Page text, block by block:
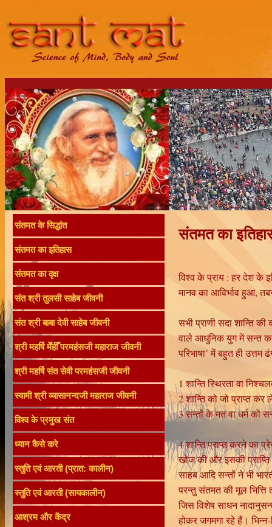
संतमत के सिद्धांत
संतमत का इतिहास
संतमत का वृक्ष
संत श्री तुलसी साहेब जीवनी
संत श्री बाबा देवी साहेब जीवनी
श्री महर्षि मेँहीँ परमहंसजी महाराज जीवनी
श्री महर्षि संत सेवी परमहंसजी जीवनी
स्वामी श्री व्यासानन्दजी महाराज जीवनी
विश्व के प्रमुख संत
ध्यान कैसे करे
स्तुति एवं आरती (प्रात: कालीन)
स्तुति एवं आरती (सायकालीन)
आश्रम और केंद्र
संतमत का
विश्व के प्राय : हर देश के
मानव का आविर्भाव हुआ,
सभी प्राणी सदा शान्ति
वाले आधुनिक युग में सन्त
परिभाषा’ में बहुत ही
1 शान्ति स्थिरता वा
2 शान्ति को जो प्राप्त
3 सन्तों के मत वा धर्म को
4 शान्ति प्राप्त करने का
खोज की और इसकी प्राप्ति
साहब आदि सन्तों ने भी
परन्तु संतमत की मूल
जिस विशेष साधन
होकर जगमगा रहे हैं।